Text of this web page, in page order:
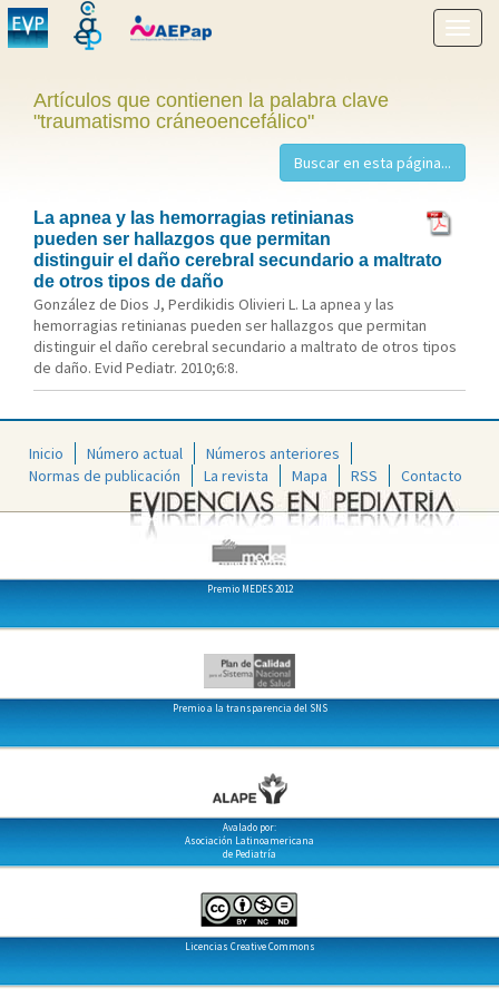
menú
Artículos que contienen la palabra clave
"traumatismo cráneoencefálico"
La apnea y las hemorragias retinianas
pueden ser hallazgos que permitan
distinguir el daño cerebral secundario a maltrato
de otros tipos de daño
González de Dios J, Perdikidis Olivieri L. La apnea y las
hemorragias retinianas pueden ser hallazgos que permitan
distinguir el daño cerebral secundario a maltrato de otros tipos
de daño. Evid Pediatr. 2010;6:8.
Inicio Número actual
Números anteriores
Normas de publicación
La revista Mapa RSS Contacto
Premio MEDES 2012
Premio a la transparencia del SNS
Avalado por:
Asociación Latinoamericana
de Pediatría
Licencias Creative Commons